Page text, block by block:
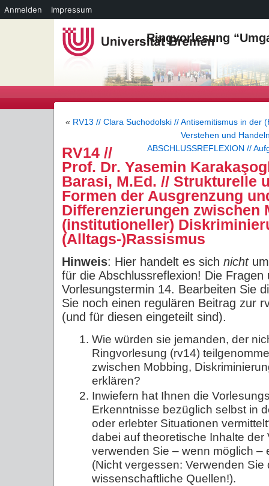
Ringvorlesung
« RV13 // Clara Suchodolski // Antisemitismus in der
Verstehen und
ABSCHLUSSREFLEXION //
RV14 //
Prof. Dr. Yasemin
Barasi, M.Ed. // Strukturelle
Formen der Ausgrenzung
Differenzierungen zwischen
(institutioneller)
(Alltags-)Rassismus
Hinweis: Hier handelt es sich nichtum
für die Abschlussreflexion! Die
Vorlesungstermin 14. Bearbeiten Sie
Sie noch einen regulären Beitrag zur
(und für diesen eingeteilt sind).
Wie würden sie jemanden, der
Ringvorlesung (rv14)
zwischen Mobbing,
erklären?
Inwiefern hat Ihnen die
Erkenntnisse bezüglich selbst in
oder erlebter Situationen
dabei auf theoretische Inhalte
verwenden Sie – wenn möglich –
(Nicht vergessen: Verwenden
wissenschaftliche Quellen!).
Anmelden Impressum